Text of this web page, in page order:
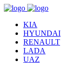
KIA
HYUNDAI
RENAULT
LADA
UAZ